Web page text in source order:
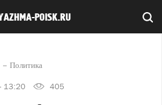
POISK.RU
Политика
13:20 405